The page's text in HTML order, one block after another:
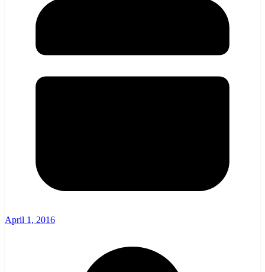
April 1, 2016